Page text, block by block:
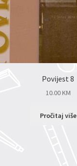
Povijest 8
10.00KM
Pročitaj više